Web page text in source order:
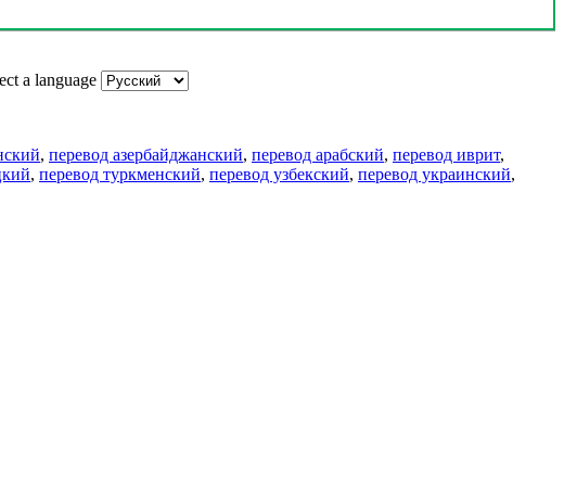
a language
, перевод азербайджанский, перевод арабский, перевод иврит,
, перевод туркменский, перевод узбекский, перевод украинский,